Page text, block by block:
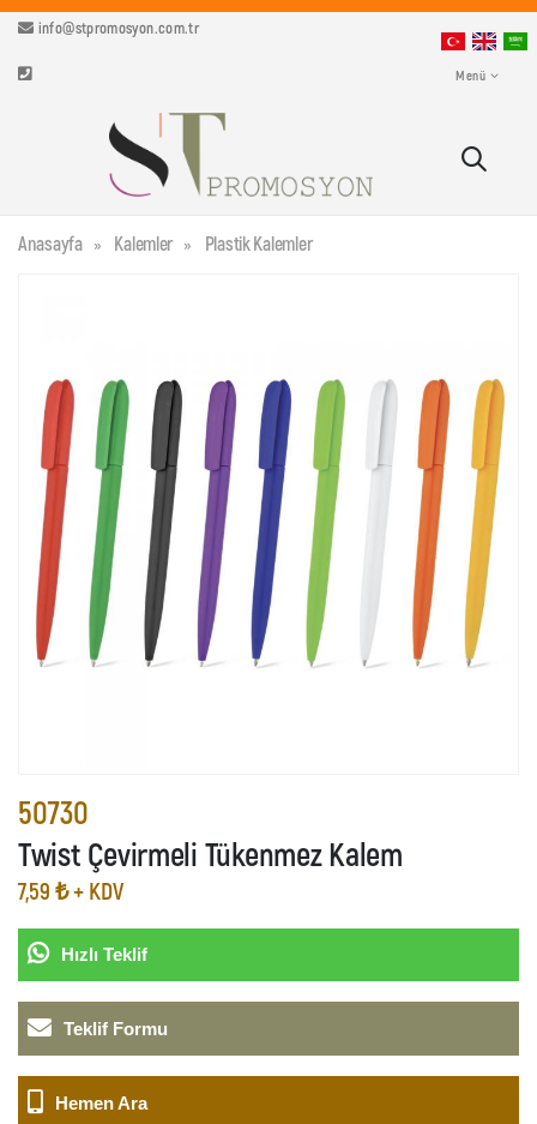
info@stpromosyon.com.tr
Menü
Anasayfa Kalemler Plastik Kalemler
50730
Twist Çevirmeli Tükenmez Kalem
7,59 ₺ + KDV
Hızlı Teklif
Teklif Formu
Hemen Ara